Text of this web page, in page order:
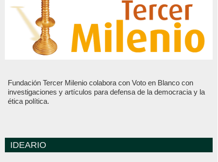
Fundación Tercer Milenio colabora con Voto en Blanco con
investigaciones y artículos para defensa de la democracia y la
ética política.
IDEARIO